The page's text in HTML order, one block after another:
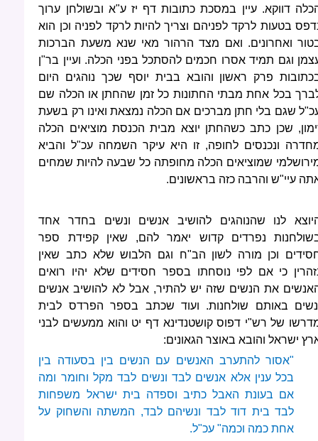
דווקא. עיין במסכת כתובות דף יז ע"א ובשולחן ערוך
בטעות לרקד לפניהם וצריך להיות לרקד לפניה וכן הוא
ואחרונים. ואם מצד הרהור מאי שנא משעת הברכות
וגם תמיד אסרו חכמים להסתכל בפני הכלה. ועיין בר"ן
פרק ראשון והובא בבית יוסף שכך נוהגים היום
בכל אחת מבתי החתונות כל זמן שהחתן או הכלה שם
שגם בלי חתן מברכים אם הכלה נמצאת ואינו רק בשעת
שכן כתב כשהחתן יוצא מבית הכנסת מוציאים הכלה
ונכנסים לחופה, זו היא עיקר השמחה עכ"ל והביא
שמוציאים הכלה מחופתה כל שבעה להיות שמחים
עיי"ש והרבה כזה בראשונים.
לנו שהנוהגים להושיב אנשים ונשים בחדר אחד
נפרדים קדוש יאמר להם, שאין קפידת ספר
וכן מורה לשון הב"ח וגם הלבוש שלא כתב שאין
כי אם לפי נוסחתו בספר חסידים שלא יהיו רואים
את הנשים שזה יש להתיר, אבל לא להושיב אנשים
באותם שולחנות. ועוד שכתב בספר הפרדס לבית
של רש"י דפוס קושטנדינא דף יט והוא ממעשים לבני
ישראל והובא באוצר הגאונים:
"אסור להתערב האנשים עם הנשים בין בסעודה בין
בכל ענין אלא אנשים לבד ונשים לבד מקל וחומר ומה
אם בעונת האבל כתיב וספדה בית ישראל משפחות
לבד בית דוד לבד ונשיהם לבד, המשתה והשחוק על
אחת כמה וכמה" עכ"ל.